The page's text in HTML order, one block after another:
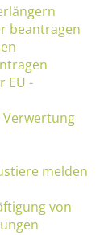
beantragen
EU -
melden
von